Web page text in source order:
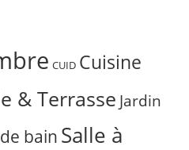
CUID Cuisine
& Terrasse Jardin
bain Salle à